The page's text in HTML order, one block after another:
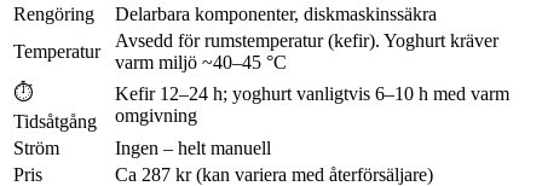
Rengöring
Delarbara komponenter, diskmaskinssäkra
Temperatur
Avsedd för rumstemperatur (kefir). Yoghurt kräver
varm miljö ~40–45 °C
⏱
Tidsåtgång
Kefir 12–24 h; yoghurt vanligtvis 6–10 h med varm
omgivning
Ström
Ingen – helt manuell
Pris
Ca 287 kr (kan variera med återförsäljare)